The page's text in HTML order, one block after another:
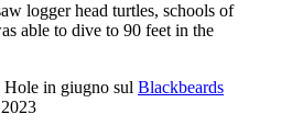
logger head turtles, schools of
able to dive to 90 feet in the
Hole in giugno sul Blackbeards